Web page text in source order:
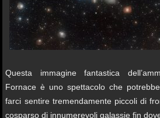
Questa immagine fantastica
Fornace è uno spettacolo che
farci sentire tremendamente piccoli di
cosparso di innumerevoli galassie fin